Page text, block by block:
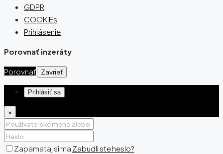
GDPR
COOKIEs
Prihlásenie
Porovnať inzeráty
Porovnať Zavrieť
Prihlásiť sa
×
Zapamätaj si ma Zabudli ste heslo?